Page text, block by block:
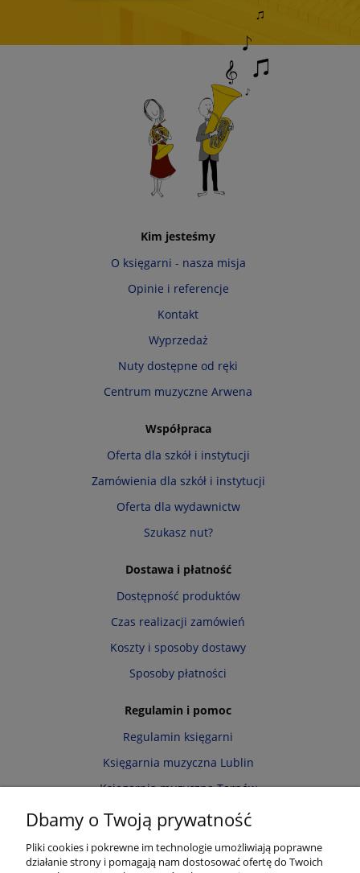
Kim jesteśmy
O księgarni - nasza misja
Opinie i referencje
Kontakt
Wyprzedaż
Nuty dostępne od ręki
Centrum muzyczne Arwena
Współpraca
Oferta dla szkół i instytucji
Zamówienia dla szkół i instytucji
Oferta dla wydawnictw
Szukasz nut?
Dostawa i płatność
Dostępność produktów
Czas realizacji zamówień
Koszty i sposoby dostawy
Sposoby płatności
Regulamin i pomoc
Regulamin księgarni
Księgarnia muzyczna Lublin
Księgarnia muzyczna Tarnów
Informacja o cookies
Zwroty i reklamacje
Dbamy o Twoją prywatność
Pliki cookies i pokrewne im technologie umożliwiają poprawne
działanie strony i pomagają nam dostosować ofertę do Twoich